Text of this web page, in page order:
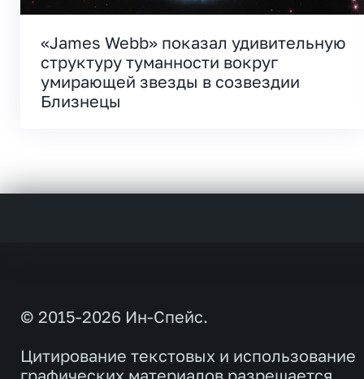
«James Webb» показал удивительную
структуру туманности вокруг
умирающей звезды в созвездии
Близнецы
© 2015-2026 Ин-Спейс.
Цитирование текстовых и использование
графических материалов разрешается